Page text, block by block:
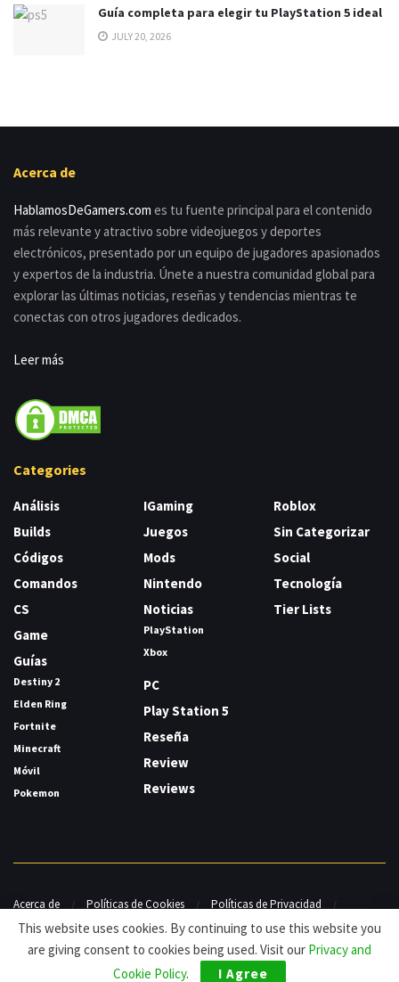
Guía completa para elegir tu PlayStation 5 ideal
JULY 20, 2026
Acerca de
HablamosDeGamers.com es tu fuente principal para el contenido
más relevante y atractivo sobre videojuegos y deportes
electrónicos, presentado por un equipo de jugadores apasionados
y expertos de la industria. Únete a nuestra comunidad global para
explorar las últimas noticias, reseñas y tendencias mientras te
conectas con otros jugadores dedicados.
Leer más
Categories
Análisis
Builds
Códigos
Comandos
CS
Game
Guías
Destiny 2
Elden Ring
Fortnite
Minecraft
Móvil
Pokemon
IGaming
Juegos
Mods
Nintendo
Noticias
PlayStation
Xbox
PC
Play Station 5
Reseña
Review
Reviews
Roblox
Sin Categorizar
Social
Tecnología
Tier Lists
Acerca de Políticas de Cookies
Políticas de Privacidad
Contacto
© HDG Hablamos de Gamers 2026.
This website uses cookies. By continuing to use this website you
are giving consent to cookies being used. Visit our Privacy and
Cookie Policy. I Agree